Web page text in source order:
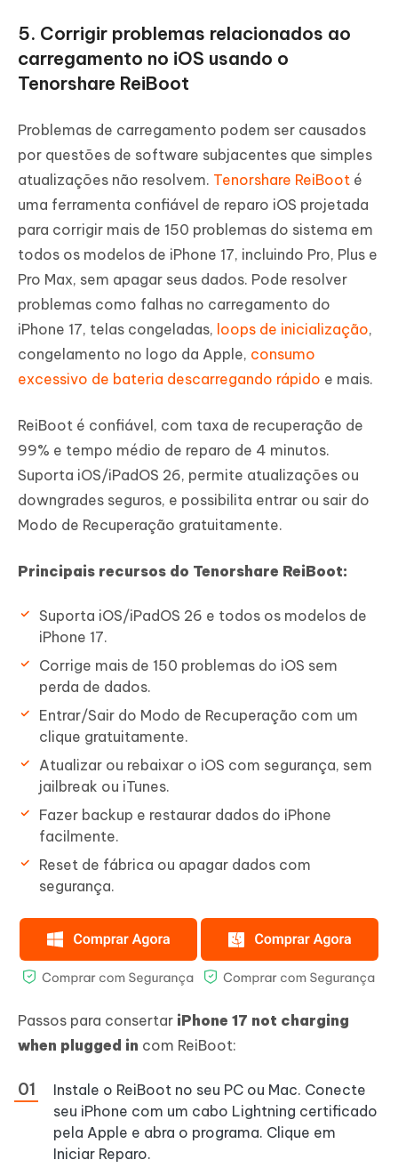
5. Corrigir problemas relacionados ao
carregamento no iOS usando o
Tenorshare ReiBoot
Problemas de carregamento podem ser causados
por questões de software subjacentes que simples
atualizações não resolvem. Tenorshare ReiBoot é
uma ferramenta confiável de reparo iOS projetada
para corrigir mais de 150 problemas do sistema em
todos os modelos de iPhone 17, incluindo Pro, Plus e
Pro Max, sem apagar seus dados. Pode resolver
problemas como falhas no carregamento do
iPhone 17, telas congeladas, loops de inicialização,
congelamento no logo da Apple, consumo
excessivo de bateria descarregando rápido e mais.
ReiBoot é confiável, com taxa de recuperação de
99% e tempo médio de reparo de 4 minutos.
Suporta iOS/iPadOS 26, permite atualizações ou
downgrades seguros, e possibilita entrar ou sair do
Modo de Recuperação gratuitamente.
Principais recursos do Tenorshare ReiBoot:
Suporta iOS/iPadOS 26 e todos os modelos de
iPhone 17.
Corrige mais de 150 problemas do iOS sem
perda de dados.
Entrar/Sair do Modo de Recuperação com um
clique gratuitamente.
Atualizar ou rebaixar o iOS com segurança, sem
jailbreak ou iTunes.
Fazer backup e restaurar dados do iPhone
facilmente.
Reset de fábrica ou apagar dados com
segurança.
Passos para consertar iPhone 17 not charging
when plugged in com ReiBoot:
Instale o ReiBoot no seu PC ou Mac. Conecte
seu iPhone com um cabo Lightning certificado
pela Apple e abra o programa. Clique em
Iniciar Reparo.